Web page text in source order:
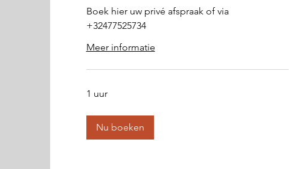
Boek hier uw privé afspraak of via
+32477525734
Meer informatie
1 uur
Nu boeken